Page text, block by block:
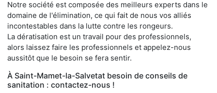
Notre société est composée des meilleurs experts dans le
domaine de l'élimination, ce qui fait de nous vos alliés
incontestables dans la lutte contre les rongeurs.
La dératisation est un travail pour des professionnels,
alors laissez faire les professionnels et appelez-nous
aussitôt que le besoin se fera sentir.
À Saint-Mamet-la-Salvetat besoin de conseils de
sanitation : contactez-nous !